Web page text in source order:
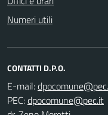
Numeri utili
CONTATTI D.P.O.
E-mail:
PEC: